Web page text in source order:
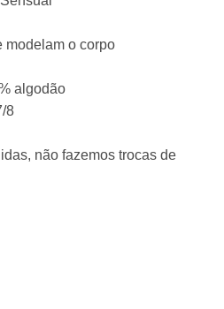
modelam o corpo
algodão
8
não fazemos trocas de